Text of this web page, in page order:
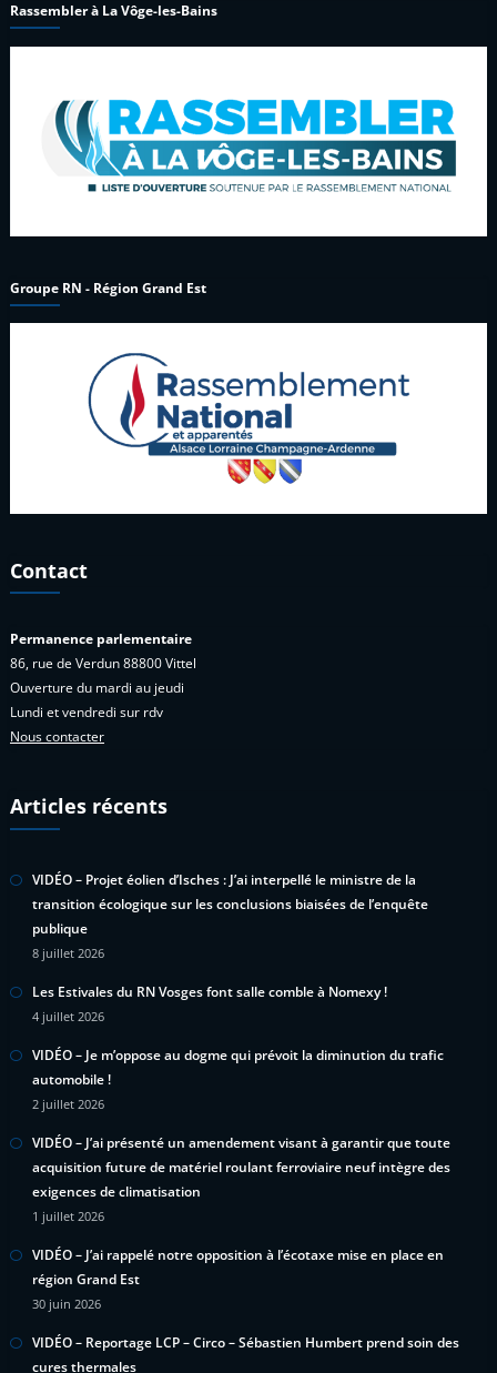
Rassembler à La Vôge-les-Bains
Groupe RN - Région Grand Est
Contact
Permanence parlementaire
86, rue de Verdun 88800 Vittel
Ouverture du mardi au jeudi
Lundi et vendredi sur rdv
Nous contacter
Articles récents
VIDÉO – Projet éolien d’Isches : J’ai interpellé le ministre de la
transition écologique sur les conclusions biaisées de l’enquête
publique
8 juillet 2026
Les Estivales du RN Vosges font salle comble à Nomexy !
4 juillet 2026
VIDÉO – Je m’oppose au dogme qui prévoit la diminution du trafic
automobile !
2 juillet 2026
VIDÉO – J’ai présenté un amendement visant à garantir que toute
acquisition future de matériel roulant ferroviaire neuf intègre des
exigences de climatisation
1 juillet 2026
VIDÉO – J’ai rappelé notre opposition à l’écotaxe mise en place en
région Grand Est
30 juin 2026
VIDÉO – Reportage LCP – Circo – Sébastien Humbert prend soin des
cures thermales